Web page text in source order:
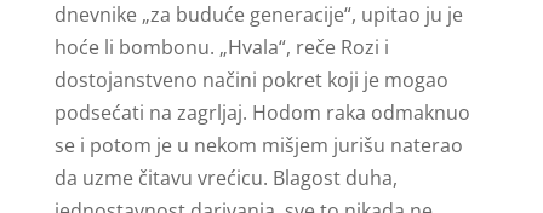
dnevnike „za buduće generacije“, upitao ju je
hoće li bombonu. „Hvala“, reče Rozi i
dostojanstveno načini pokret koji je mogao
podsećati na zagrljaj. Hodom raka odmaknuo
se i potom je u nekom mišjem jurišu naterao
da uzme čitavu vrećicu. Blagost duha,